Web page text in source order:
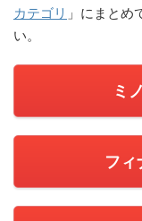
カテゴリ 」にまとめ
い。
ミ
フィ